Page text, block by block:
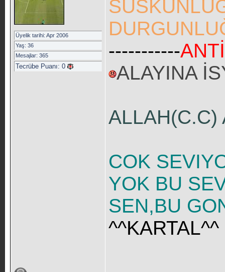
Üyelik tarihi: Apr 2006
Yaş: 36
Mesajlar: 365
Tecrübe Puanı: 0
-----------
ALAYINA
ALLAH(C.C)
COK
YOK BU
SEN,BU
^^KARTAL^^